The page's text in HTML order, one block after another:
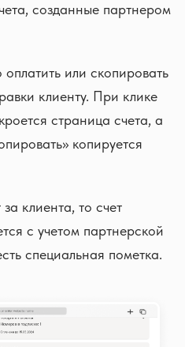
созданные партнером
или скопировать
клиенту. При клике
страница счета, а
копируется
клиента, то счет
с учетом партнерской
специальная пометка.